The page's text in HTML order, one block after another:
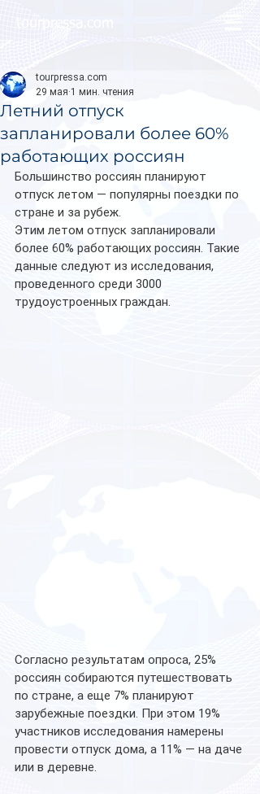
Летний отпуск
запланировали более 60%
работающих россиян
tourpressa.com
29 мая 1 мин. чтения
Большинство россиян планируют
отпуск летом — популярны поездки по
стране и за рубеж.
Этим летом отпуск запланировали
более 60% работающих россиян. Такие
данные следуют из исследования,
проведенного среди 3000
трудоустроенных граждан.
Согласно результатам опроса, 25%
россиян собираются путешествовать
по стране, а еще 7% планируют
зарубежные поездки. При этом 19%
участников исследования намерены
провести отпуск дома, а 11% — на даче
или в деревне.